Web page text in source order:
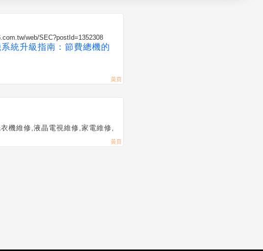
web/SEC?postId=1352308
統升級指南：節費總機的
機維修,液晶電視維修,家電維修,